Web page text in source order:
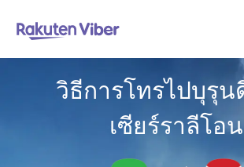
วิธีการโทรไปบุรุน
เซียร์ราลีโอน